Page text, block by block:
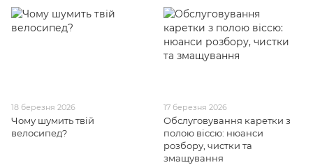
18 березня 2026
Чому шумить твій
велосипед?
17 березня 2026
Обслуговування каретки з
полою віссю: нюанси
розбору, чистки та
змащування